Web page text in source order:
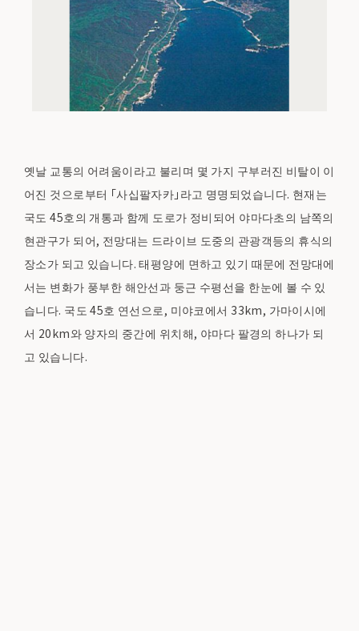
옛날 교통의 어려움이라고 불리며 몇 가지 구부러진 비탈이 이
어진 것으로부터 「사십팔자카」라고 명명되었습니다. 현재는
국도 45호의 개통과 함께 도로가 정비되어 야마다초의 남쪽의
현관구가 되어, 전망대는 드라이브 도중의 관광객등의 휴식의
장소가 되고 있습니다. 태평양에 면하고 있기 때문에 전망대에
서는 변화가 풍부한 해안선과 둥근 수평선을 한눈에 볼 수 있
습니다. 국도 45호 연선으로, 미야코에서 33km, 가마이시에
서 20km와 양자의 중간에 위치해, 야마다 팔경의 하나가 되
고 있습니다.